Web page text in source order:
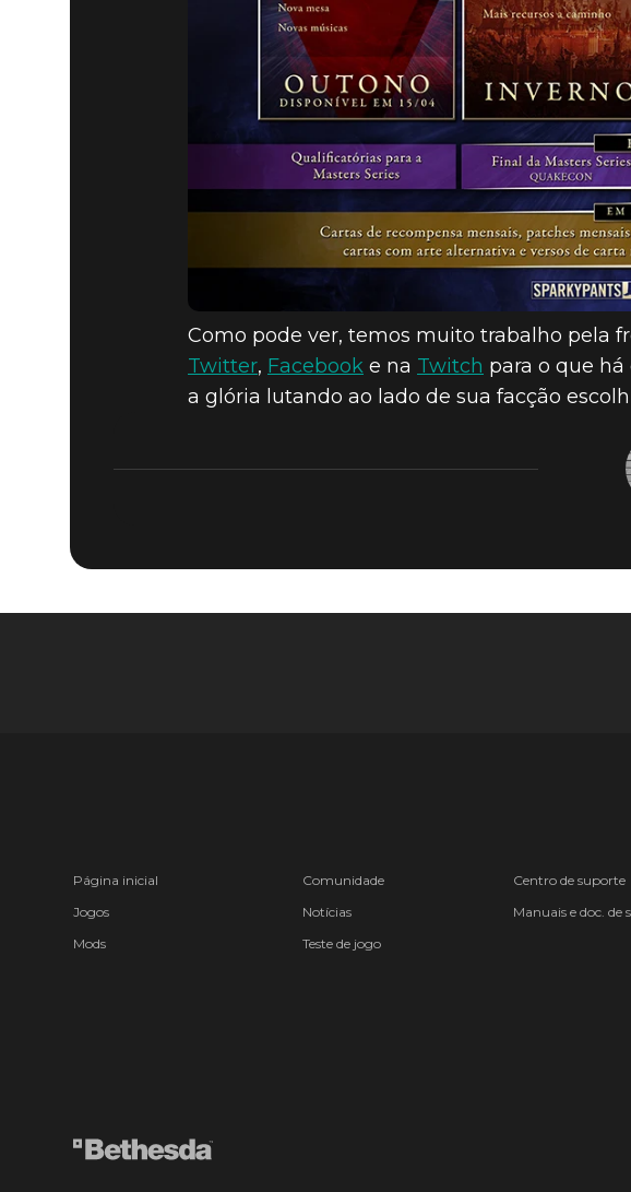
Como pode ver, temos muito trabalho pela
Twitter, Facebook e na Twitch para o que
a glória lutando ao lado de sua facção
Página inicial
Jogos
Mods
Comunidade
Notícias
Teste de jogo
Centro de suporte
Manuais e doc. de